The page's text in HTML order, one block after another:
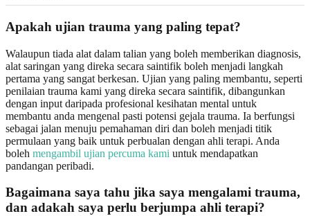
Apakah ujian trauma yang paling tepat?
Walaupun tiada alat dalam talian yang boleh memberikan diagnosis,
alat saringan yang direka secara saintifik boleh menjadi langkah
pertama yang sangat berkesan. Ujian yang paling membantu, seperti
penilaian trauma kami yang direka secara saintifik, dibangunkan
dengan input daripada profesional kesihatan mental untuk
membantu anda mengenal pasti potensi gejala trauma. Ia berfungsi
sebagai jalan menuju pemahaman diri dan boleh menjadi titik
permulaan yang baik untuk perbualan dengan ahli terapi. Anda
boleh mengambil ujian percuma kami untuk mendapatkan
pandangan peribadi.
Bagaimana saya tahu jika saya mengalami trauma,
dan adakah saya perlu berjumpa ahli terapi?